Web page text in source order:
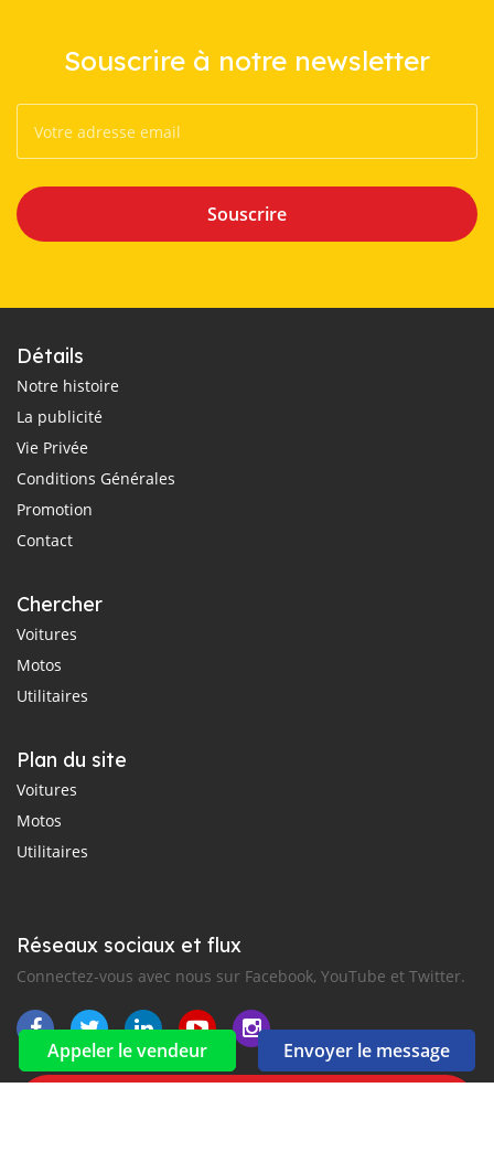
Appeler le vendeur Envoyer le message
Souscrire à notre newsletter
Souscrire
Détails
Notre histoire
La publicité
Vie Privée
Conditions Générales
Promotion
Contact
Chercher
Voitures
Motos
Utilitaires
Plan du site
Voitures
Motos
Utilitaires
Réseaux sociaux et flux
Connectez-vous avec nous sur Facebook, YouTube et Twitter.